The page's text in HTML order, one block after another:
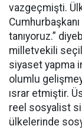
vazgeçmişti.
tanıyoruz.”
milletvekili
siyaset yapma
olumlu
ısrar etmiştir.
reel sosyalist
ülkelerinde